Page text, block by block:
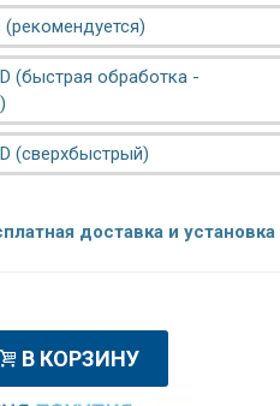
(рекомендуется)
(быстрая обработка -
(сверхбыстрый)
доставка и установка
В КОРЗИНУ